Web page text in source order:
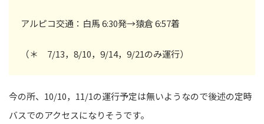
アルピコ交通：白馬 6:30発→猿倉 6:57着
（＊ 7/13，8/10，9/14，9/21のみ運行）
今の所、10/10，11/1の運行予定は無いようなので後述の定時
バスでのアクセスになりそうです。